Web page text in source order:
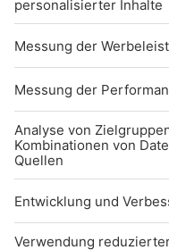
BARRIEREFREI ZU
EN
ENN SIE AUF
NTAKTIEREN SIE
Studio-Hotline
(089) 38 38 38 38
info@radiogong.de